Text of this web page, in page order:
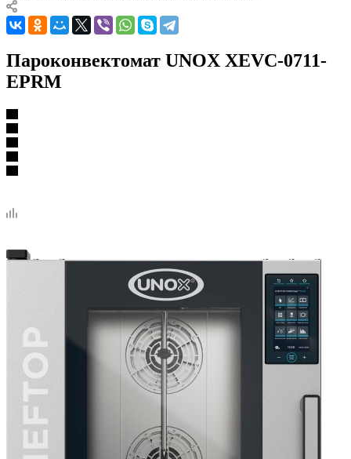
Пароконвектомат UNOX XEVC-0711-
EPRM